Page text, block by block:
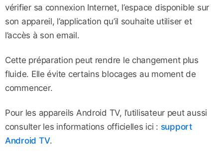
vérifier sa connexion Internet, l’espace disponible sur
son appareil, l’application qu’il souhaite utiliser et
l’accès à son email.
Cette préparation peut rendre le changement plus
fluide. Elle évite certains blocages au moment de
commencer.
Pour les appareils Android TV, l’utilisateur peut aussi
consulter les informations officielles ici : support
Android TV.